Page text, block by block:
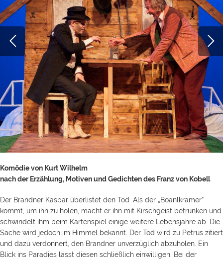
Komödie von Kurt Wilhelm
nach der Erzählung, Motiven und Gedichten des Franz von Kobell
Der Brandner Kaspar überlistet den Tod. Als der „Boanlkramer“
kommt, um ihn zu holen, macht er ihn mit Kirschgeist betrunken und
schwindelt ihm beim Kartenspiel einige weitere Lebensjahre ab. Die
Sache wird jedoch im Himmel bekannt. Der Tod wird zu Petrus zitiert
und dazu verdonnert, den Brandner unverzüglich abzuholen. Ein
Blick ins Paradies lässt diesen schließlich einwilligen. Bei der